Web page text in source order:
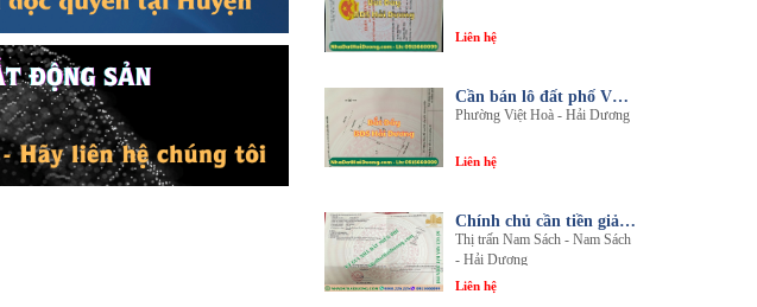
Liên hệ
Cần bán lô đất phố Văn, phường Việt Hòa, thành phố Hải Dương
Phường Việt Hoà - Hải Dương
Liên hệ
Chính chủ cần tiền giải quyết công việc bán gấp 1 trong 3 lô đất sổ đỏ chính chủ
Thị trấn Nam Sách - Nam Sách
- Hải Dương
Liên hệ